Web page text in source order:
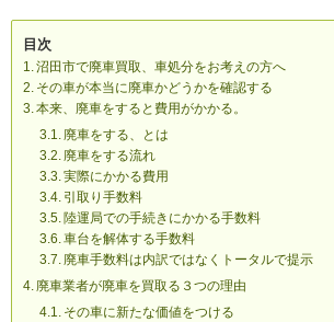
目次
沼田市で廃車買取、車処分をお考えの方へ
その車が本当に廃車かどうかを確認する
本来、廃車をすると費用がかかる。
廃車をする、とは
廃車をする流れ
実際にかかる費用
引取り手数料
陸運局での手続きにかかる手数料
車台を解体する手数料
廃車手数料は内訳ではなくトータルで提示
廃車業者が廃車を買取る３つの理由
その車に新たな価値をつける